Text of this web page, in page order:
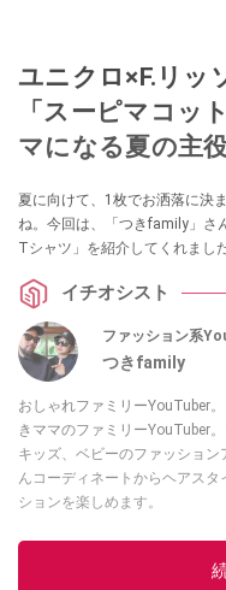
ユニクロ×F.リッ
「スーピマコッ
マになる夏の主
夏に向けて、1枚でお洒落に決
ね。今回は、「つきfamily」さ
Tシャツ」を紹介してくれまし
イチオシスト
ファッション系
つきfamily
おしゃれファミリーYouTuber。 2歳のキュートなつき局長と、つきパパ＆つ
きママのファミリーYouTuber
キッズ、ベビーのファッショ
んコーディネートからヘアス
ションを楽しめます。